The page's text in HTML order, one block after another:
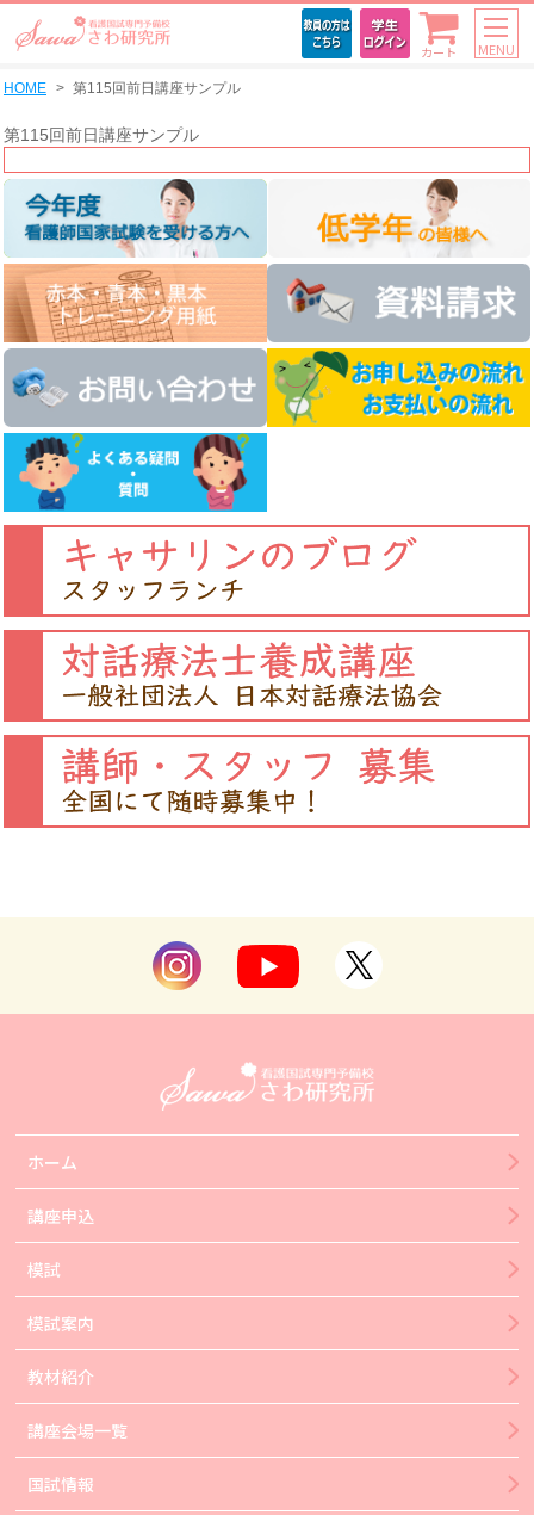
カート MENU
HOME 第115回前日講座サンプル
第115回前日講座サンプル
ホーム
講座申込
模試
模試案内
教材紹介
講座会場一覧
国試情報